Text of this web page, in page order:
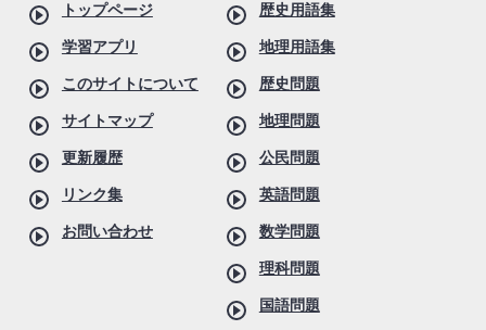
トップページ
学習アプリ
このサイトについて
サイトマップ
更新履歴
リンク集
お問い合わせ
歴史用語集
地理用語集
歴史問題
地理問題
公民問題
英語問題
数学問題
理科問題
国語問題